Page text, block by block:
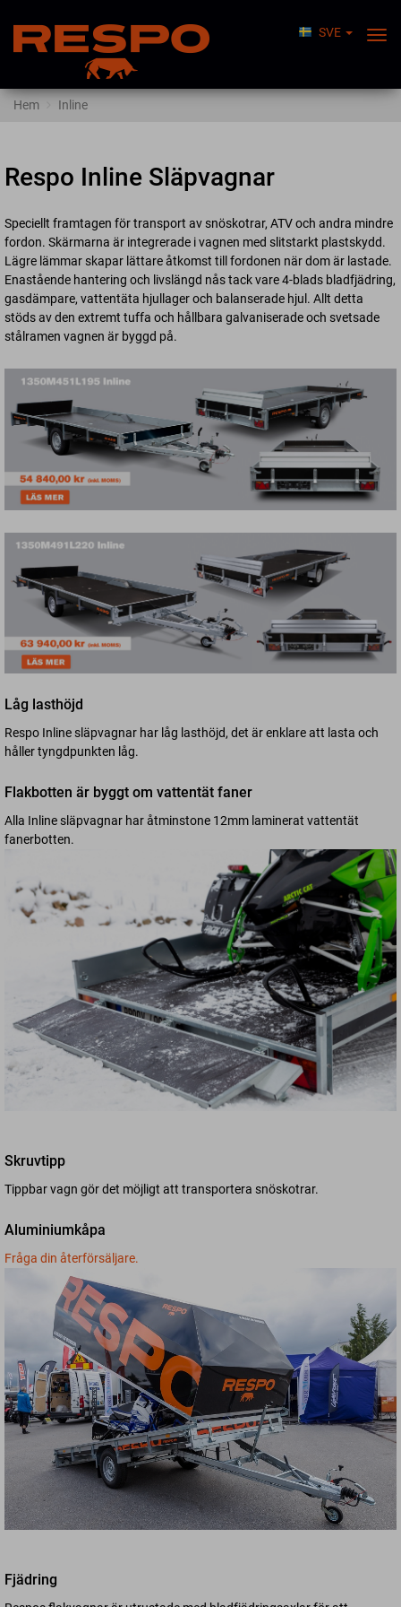
SVE
Hem Inline
Respo Inline Släpvagnar
Speciellt framtagen för transport av snöskotrar, ATV och andra mindre
fordon. Skärmarna är integrerade i vagnen med slitstarkt plastskydd.
Lägre lämmar skapar lättare åtkomst till fordonen när dom är lastade.
Enastående hantering och livslängd nås tack vare 4-blads bladfjädring,
gasdämpare, vattentäta hjullager och balanserade hjul. Allt detta
stöds av den extremt tuffa och hållbara galvaniserade och svetsade
stålramen vagnen är byggd på.
Låg lasthöjd
Respo Inline släpvagnar har låg lasthöjd, det är enklare att lasta och
håller tyngdpunkten låg.
Flakbotten är byggt om vattentät faner
Alla Inline släpvagnar har åtminstone 12mm laminerat vattentät
fanerbotten.
Skruvtipp
Tippbar vagn gör det möjligt att transportera snöskotrar.
Aluminiumkåpa
Fråga din återförsäljare.
Fjädring